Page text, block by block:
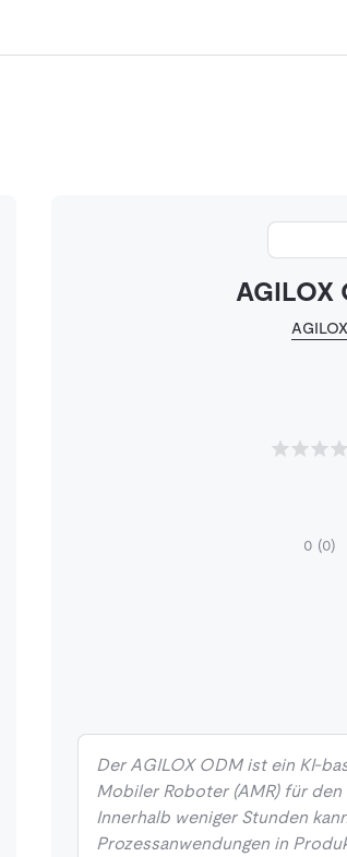
AGILOX
0 (0)
Der AGILOX ODM ist ein KI-
Mobiler Roboter (AMR) für
Innerhalb weniger Stunden
Prozessanwendungen in